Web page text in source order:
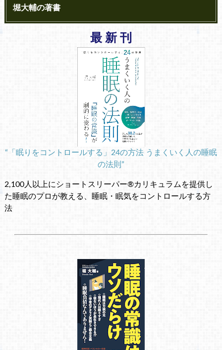
堀大輔の著書
最 新 刊
“「眠りをコントロールする」24の方法 うまくいく人の睡眠
の法則”
2,100人以上にショートスリーパー®カリキュラムを提供し
た睡眠のプロが教える、睡眠・眠気をコントロールする方
法